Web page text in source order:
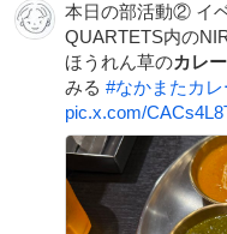
本日の部活動② イ
QUARTETS内の
ほうれん草のカレー
みる #なかまたカレ
pic.x.com/